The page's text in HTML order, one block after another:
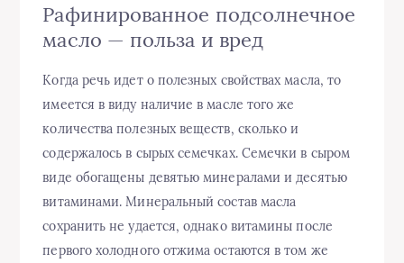
Рафинированное подсолнечное
масло — польза и вред
Когда речь идет о полезных свойствах масла, то
имеется в виду наличие в масле того же
количества полезных веществ, сколько и
содержалось в сырых семечках. Семечки в сыром
виде обогащены девятью минералами и десятью
витаминами. Минеральный состав масла
сохранить не удается, однако витамины после
первого холодного отжима остаются в том же